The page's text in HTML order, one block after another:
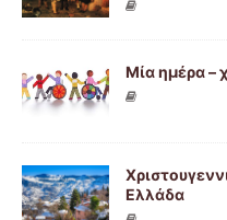
Μία ημέρα –
Ελλάδα